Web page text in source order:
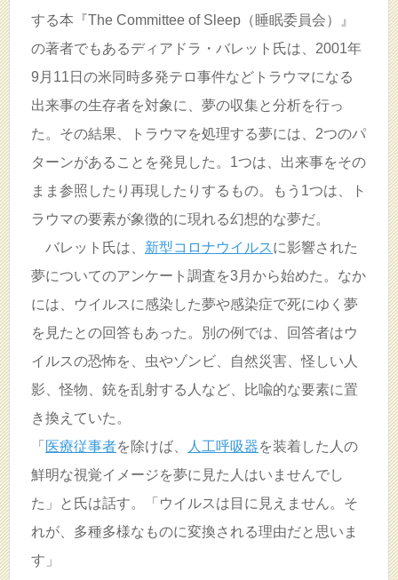
する本『The Committee of Sleep（睡眠委員会）』
の著者でもあるディアドラ・バレット氏は、2001年
9月11日の米同時多発テロ事件などトラウマになる
出来事の生存者を対象に、夢の収集と分析を行っ
た。その結果、トラウマを処理する夢には、2つのパ
ターンがあることを発見した。1つは、出来事をその
まま参照したり再現したりするもの。もう1つは、ト
ラウマの要素が象徴的に現れる幻想的な夢だ。
バレット氏は、 新型コロナウイルスに影響された
夢についてのアンケート調査を3月から始めた。なか
には、ウイルスに感染した夢や感染症で死にゆく夢
を見たとの回答もあった。別の例では、回答者はウ
イルスの恐怖を、虫やゾンビ、自然災害、怪しい人
影、怪物、銃を乱射する人など、比喩的な要素に置
き換えていた。
「 医療従事者を除けば、 人工呼吸器を装着した人の
鮮明な視覚イメージを夢に見た人はいませんでし
た」と氏は話す。「ウイルスは目に見えません。そ
れが、多種多様なものに変換される理由だと思いま
す」